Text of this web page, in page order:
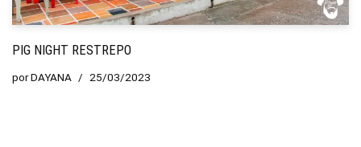
PIG NIGHT RESTREPO
porDAYANA 25/03/2023